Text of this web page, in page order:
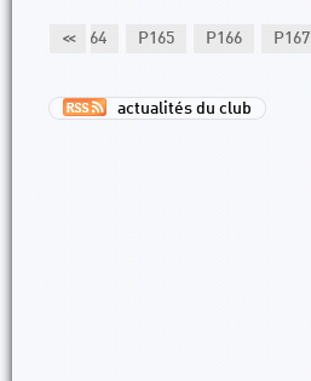
<<P164 P165 P166 P167
actualités du club